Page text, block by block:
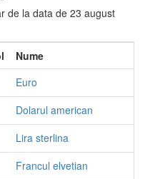
de la data de 23 august
Nume
Euro
Dolarul american
Lira sterlina
Francul elvetian